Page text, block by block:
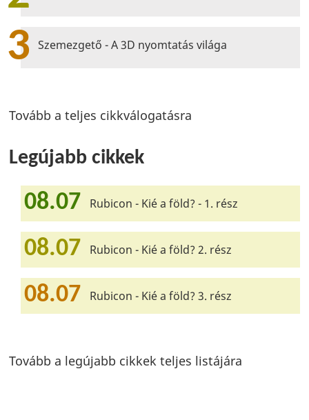
3 Szemezgető - A 3D nyomtatás világa
Tovább a teljes cikkválogatásra
Legújabb cikkek
08.07 Rubicon - Kié a föld? - 1. rész
08.07 Rubicon - Kié a föld? 2. rész
08.07 Rubicon - Kié a föld? 3. rész
Tovább a legújabb cikkek teljes listájára